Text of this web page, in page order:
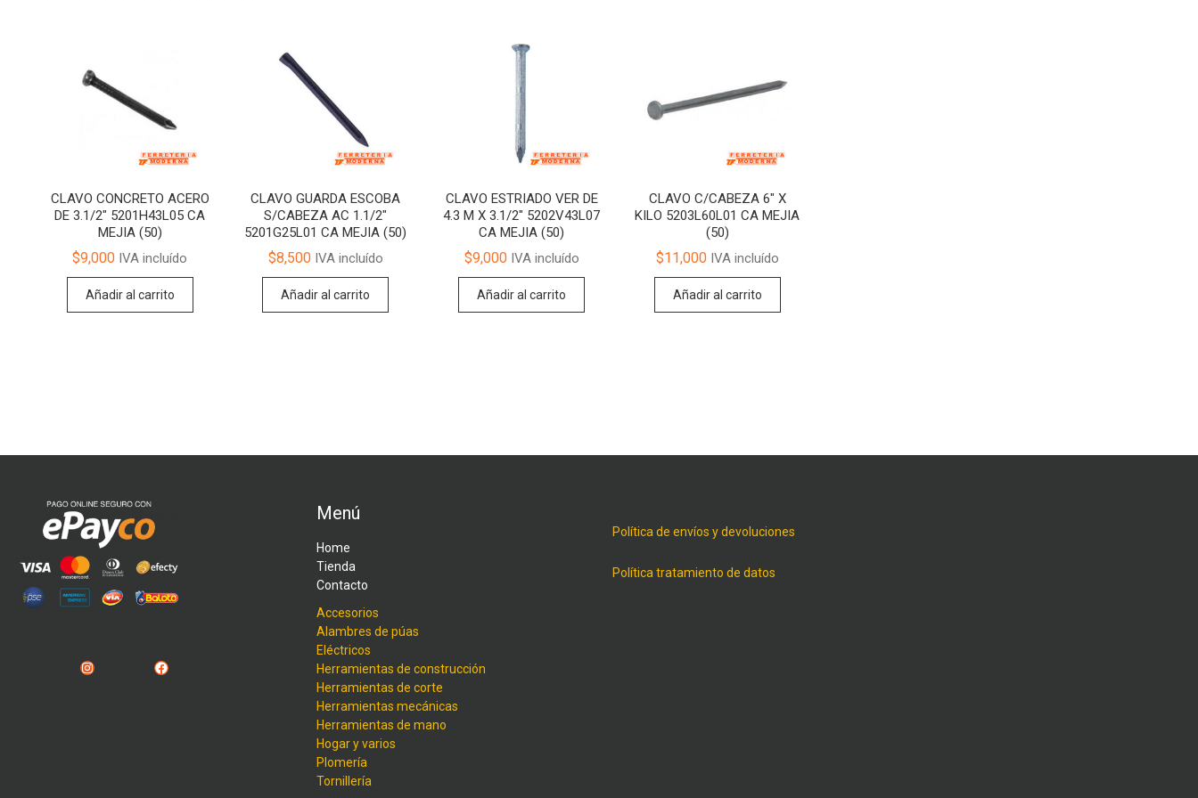
CLAVO CONCRETO ACERO
DE 3.1/2″ 5201H43L05 CA
MEJIA (50)
$9,000 IVA incluído
Añadir al carrito
CLAVO GUARDA ESCOBA
S/CABEZA AC 1.1/2″
5201G25L01 CA MEJIA (50)
$8,500IVA incluído
Añadir al carrito
CLAVO ESTRIADO VER DE
4.3 M X 3.1/2″ 5202V43L07
CA MEJIA (50)
$9,000IVA incluído
Añadir al carrito
CLAVO C/CABEZA 6″ X
KILO 5203L60L01 CA MEJIA
(50)
$11,000IVA incluído
Añadir al carrito
Instagram Facebook
Menú
Home
Tienda
Contacto
Accesorios
Alambres de púas
Eléctricos
Herramientas de construcción
Herramientas de corte
Herramientas mecánicas
Herramientas de mano
Hogar y varios
Plomería
Tornillería
Política de envíos y devoluciones
Política tratamiento de datos